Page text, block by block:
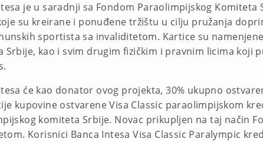
je u saradnji sa Fondom Paraolimpijskog
su kreirane i ponuđene tržištu u cilju pružanja
sportista sa invaliditetom. Kartice su
Srbije, kao i svim drugim fizičkim i pravnim licima koji
će kao donator ovog projekta, 30% ukupno
kupovine ostvarene Visa Classic paraolimpijskom
komiteta Srbije. Novac prikupljen na taj način
Korisnici Banca Intesa Visa Classic Paralympic